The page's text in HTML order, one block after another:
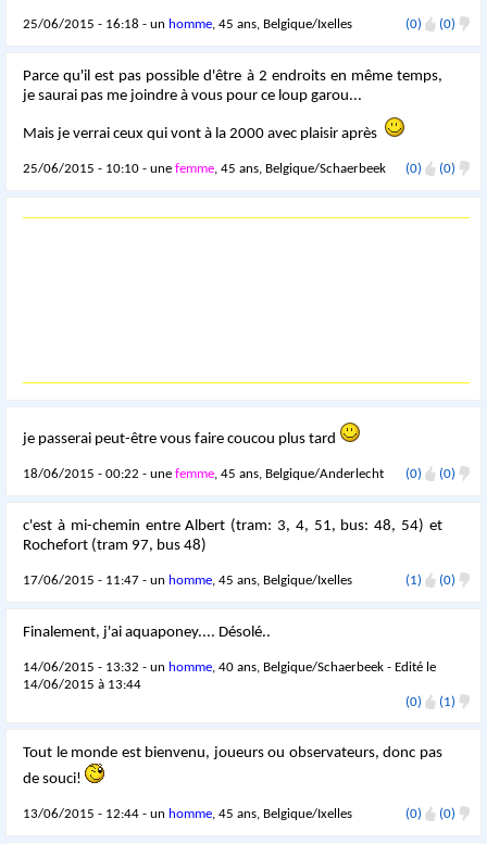
25/06/2015 - 16:18 - un homme, 45 ans, Belgique/Ixelles (0) (0)
Parce qu'il est pas possible d'être à 2 endroits en même temps,
je saurai pas me joindre à vous pour ce loup garou...
Mais je verrai ceux qui vont à la 2000 avec plaisir après
25/06/2015 - 10:10 - unefemme, 45 ans, Belgique/Schaerbeek (0) (0)
je passerai peut-être vous faire coucou plus tard
18/06/2015 - 00:22 - unefemme, 45 ans, Belgique/Anderlecht (0) (0)
c'est à mi-chemin entre Albert (tram: 3, 4, 51, bus: 48, 54) et
Rochefort (tram 97, bus 48)
17/06/2015 - 11:47 - un homme, 45 ans, Belgique/Ixelles (1) (0)
Finalement, j'ai aquaponey.... Désolé..
14/06/2015 - 13:32 - un homme, 40 ans, Belgique/Schaerbeek - Edité le
14/06/2015 à 13:44
(0)
(1)
Tout le monde est bienvenu, joueurs ou observateurs, donc pas
de souci!
13/06/2015 - 12:44 - un homme, 45 ans, Belgique/Ixelles (0) (0)